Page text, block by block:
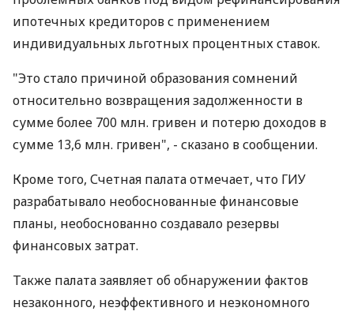
ипотечных кредиторов с применением
индивидуальных льготных процентных ставок.
"Это стало причиной образования сомнений
относительно возвращения задолженности в
сумме более 700 млн. гривен и потерю доходов в
сумме 13,6 млн. гривен", - сказано в сообщении.
Кроме того, Счетная палата отмечает, что ГИУ
разрабатывало необоснованные финансовые
планы, необоснованно создавало резервы
финансовых затрат.
Также палата заявляет об обнаружении фактов
незаконного, неэффективного и неэкономного